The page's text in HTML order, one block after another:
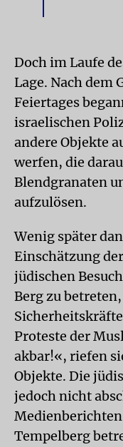
Doch im Laufe
Lage. Nach dem
Feiertages
israelischen
andere Objekte
werfen, die
Blendgranaten
aufzulösen.
Wenig später
Einschätzung
jüdischen
Berg zu
Proteste der
akbar!«, riefen
Objekte. Die
jedoch nicht
Medienberichten
Tempelberg